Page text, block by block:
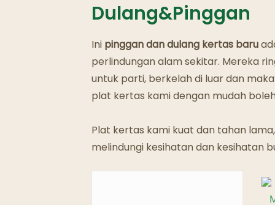
Dulang&Pinggan
Ini pinggan dan dulang kertas baru
perlindungan alam sekitar. Mereka
untuk parti, berkelah di luar dan
plat kertas kami dengan mudah
Plat kertas kami kuat dan tahan
melindungi kesihatan dan kesihatan